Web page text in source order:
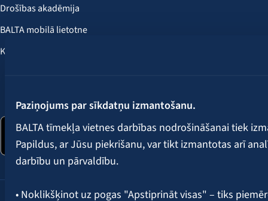
Paziņojums par sīkdatņu izmantošanu.
BALTA tīmekļa vietnes darbības nodrošināšanai tiek
Papildus, ar Jūsu piekrišanu, var tikt izmantotas arī
darbību un pārvaldību.
• Noklikšķinot uz pogas "Apstiprināt visas" – tiks
Drošības akadēmija
BALTA mobilā lietotne
Klientu labumi